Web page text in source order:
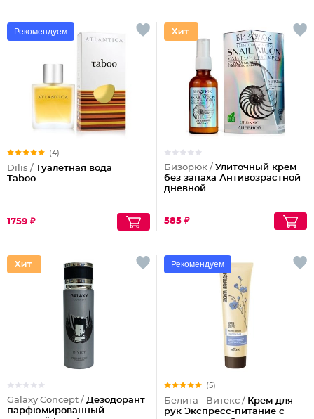
Рекомендуем
(4)
Dilis / Туалетная вода
Taboo
1759 ₽
Бизорюк / Улиточный крем
без запаха Антивозрастной
дневной
585 ₽
Galaxy Concept / Дезодорант
парфюмированный
Рекомендуем
(5)
Белита - Витекс / Крем для
рук Экспресс-питание с